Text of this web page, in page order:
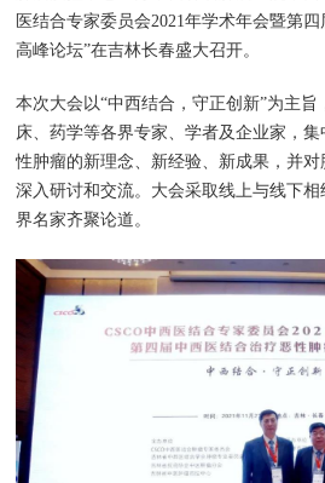
医结合专家委员会2021年学术年会暨第
高峰论坛”在吉林长春盛大召开。
本次大会以“中西结合，守正创新”为主
床、药学等各界专家、学者及企业家，
性肿瘤的新理念、新经验、新成果，并
深入研讨和交流。大会采取线上与线下
界名家齐聚论道。